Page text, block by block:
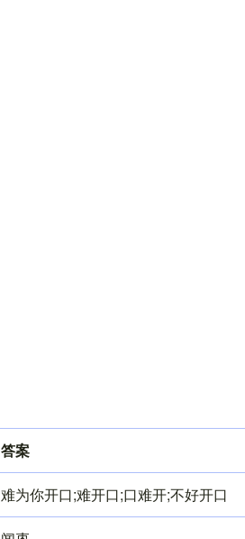
答案
难为你开口;难开口;口难开;不好开口